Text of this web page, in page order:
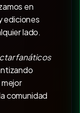
en
ediciones
lado.
fanáticos
comunidad